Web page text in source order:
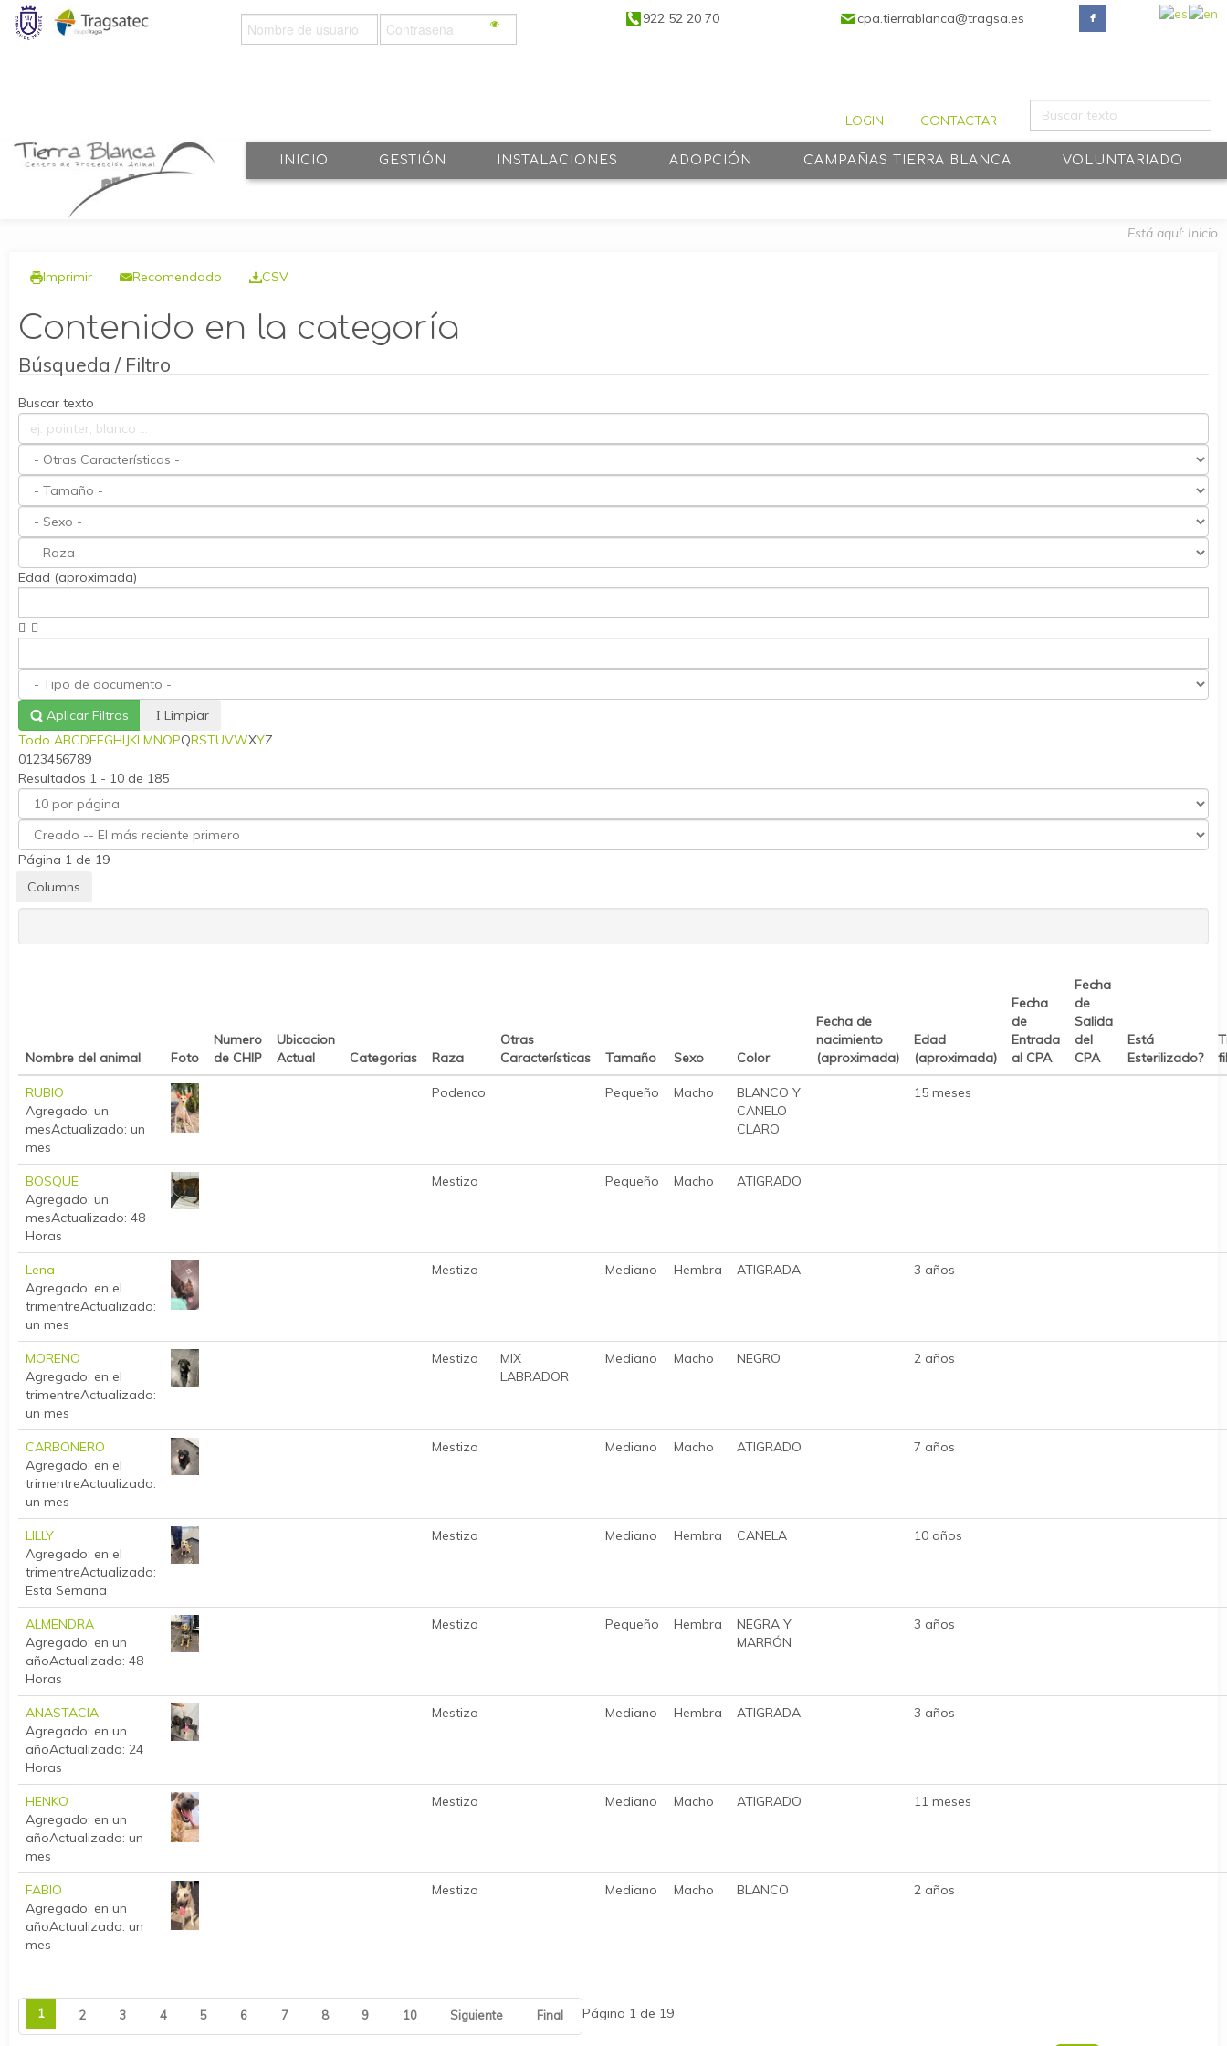
922 52 20 70 cpa.tierrablanca@tragsa.es
LOGIN CONTACTAR
INICIO GESTIÓN INSTALACIONES ADOPCIÓN CAMPAÑAS TIERRA BLANCA VOLUNTARIADO
Está aquí: Inicio
Imprimir Recomendado CSV
Contenido en la categoría
Búsqueda / Filtro
Buscar texto
Edad (aproximada)
Aplicar Filtros
Limpiar
Todo ABCDEFGHIJKL MNOPQRSTUVWXYZ
0123456789
Resultados 1 - 10 de 185
Página 1 de 19
Nombre del animal Foto
Numero
de CHIP
Ubicacion
Actual
Categorias Raza
Otras
Características
Tamaño Sexo Color
Fecha de
nacimiento
(aproximada)
Edad
(aproximada)
Fecha
de
Entrada
al CPA
Fecha
de
Salida
del
CPA
Está
Esterilizado?
RUBIO
Agregado: un
mesActualizado: un
mes
Podenco Pequeño Macho
BLANCO Y
CANELO
CLARO
15 meses
BOSQUE
Agregado: un
mesActualizado: 48
Horas
Mestizo Pequeño Macho ATIGRADO
Lena
Agregado: en el
trimentreActualizado:
un mes
Mestizo Mediano Hembra ATIGRADA 3 años
MORENO
Agregado: en el
trimentreActualizado:
un mes
Mestizo
MIX
LABRADOR
Mediano Macho NEGRO 2 años
CARBONERO
Agregado: en el
trimentreActualizado:
un mes
Mestizo Mediano Macho ATIGRADO 7 años
LILLY
Agregado: en el
trimentreActualizado:
Esta Semana
Mestizo Mediano Hembra CANELA 10 años
ALMENDRA
Agregado: en un
añoActualizado: 48
Horas
Mestizo Pequeño Hembra
NEGRA Y
MARRÓN
3 años
ANASTACIA
Agregado: en un
añoActualizado: 24
Horas
Mestizo Mediano Hembra ATIGRADA 3 años
HENKO
Agregado: en un
añoActualizado: un
mes
Mestizo Mediano Macho ATIGRADO 11 meses
FABIO
Agregado: en un
añoActualizado: un
mes
Mestizo Mediano Macho BLANCO 2 años
Página 1 de 19
1 2 3 4 5 6 7 8 9 10 Siguiente Final